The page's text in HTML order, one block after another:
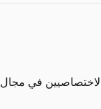
في مجال